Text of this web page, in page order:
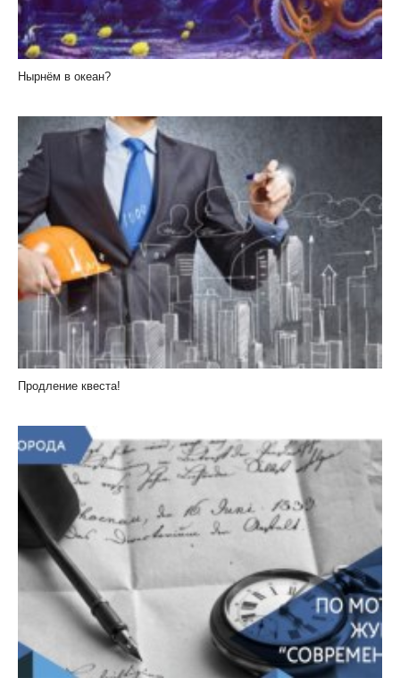
Нырнём в океан?
Продление квеста!